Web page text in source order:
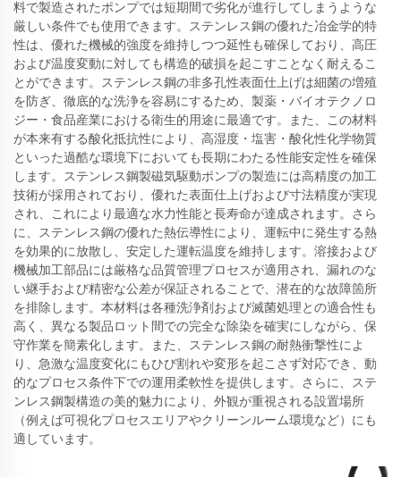
料で製造されたポンプでは短期間で劣化が進行してしまうような
厳しい条件でも使用できます。ステンレス鋼の優れた冶金学的特
性は、優れた機械的強度を維持しつつ延性も確保しており、高圧
および温度変動に対しても構造的破損を起こすことなく耐えるこ
とができます。ステンレス鋼の非多孔性表面仕上げは細菌の増殖
を防ぎ、徹底的な洗浄を容易にするため、製薬・バイオテクノロ
ジー・食品産業における衛生的用途に最適です。また、この材料
が本来有する酸化抵抗性により、高湿度・塩害・酸化性化学物質
といった過酷な環境下においても長期にわたる性能安定性を確保
します。ステンレス鋼製磁気駆動ポンプの製造には高精度の加工
技術が採用されており、優れた表面仕上げおよび寸法精度が実現
され、これにより最適な水力性能と長寿命が達成されます。さら
に、ステンレス鋼の優れた熱伝導性により、運転中に発生する熱
を効果的に放散し、安定した運転温度を維持します。溶接および
機械加工部品には厳格な品質管理プロセスが適用され、漏れのな
い継手および精密な公差が保証されることで、潜在的な故障箇所
を排除します。本材料は各種洗浄剤および滅菌処理との適合性も
高く、異なる製品ロット間での完全な除染を確実にしながら、保
守作業を簡素化します。また、ステンレス鋼の耐熱衝撃性によ
り、急激な温度変化にもひび割れや変形を起こさず対応でき、動
的なプロセス条件下での運用柔軟性を提供します。さらに、ステ
ンレス鋼製構造の美的魅力により、外観が重視される設置場所
（例えば可視化プロセスエリアやクリーンルーム環境など）にも
適しています。